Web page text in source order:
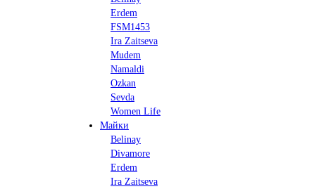
Erdem
FSM1453
Ira Zaitseva
Mudem
Namaldi
Ozkan
Sevda
Women Life
Майки
Belinay
Divamore
Erdem
Ira Zaitseva